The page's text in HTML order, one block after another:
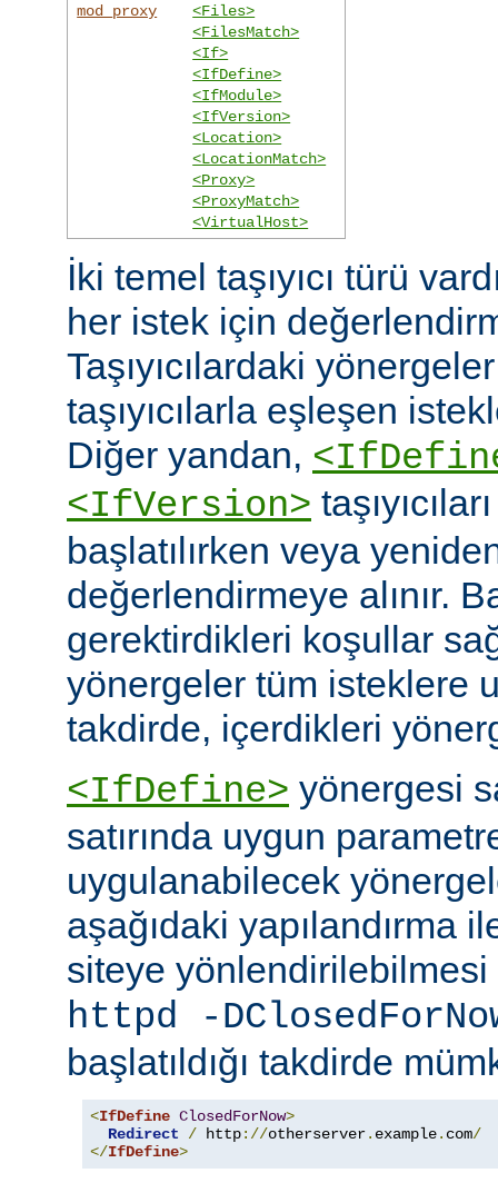
mod_proxy
<Files>
<FilesMatch>
<If>
<IfDefine>
<IfModule>
<IfVersion>
<Location>
<LocationMatch>
<Proxy>
<ProxyMatch>
<VirtualHost>
İki temel taşıyıcı türü
her istek için
Taşıyıcılardaki
taşıyıcılarla eşleşen
Diğer yandan,
<IfVersion>
başlatılırken veya
değerlendirmeye alınır.
gerektirdikleri koşullar
yönergeler tüm isteklere
takdirde, içerdikleri
<IfDefine> yönergesi
satırında uygun
uygulanabilecek
aşağıdaki yapılandırma
siteye
httpd -
başlatıldığı takdirde
<IfDefine ClosedForNow>
Redirect
/ http://otherserver. example. com/
</IfDefine>